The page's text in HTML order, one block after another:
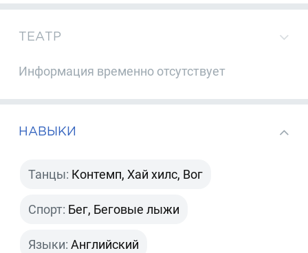
ТЕАТР
Информация временно отсутствует
НАВЫКИ
Танцы: Контемп, Хай хилс, Вог
Спорт: Бег, Беговые лыжи
Языки: Английский